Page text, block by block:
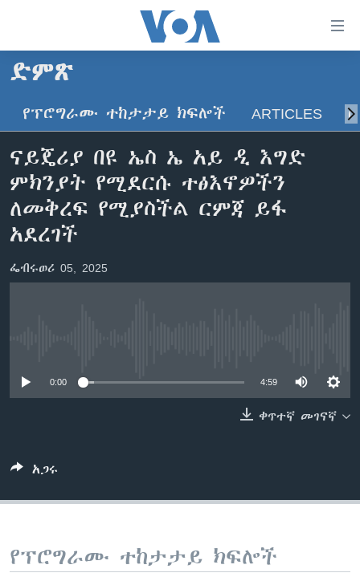
ማገናኛዎች
ዋናው
ይዘት
ወደ
ዋናው
ይዘት
እለፍ
ወደ
ዋናው
ይዘት
ዜና
ኢትዮጵያ
አሜሪካ
መካከለኛው ምሥራቅ
ኑሮ በጤንነት
ከምሽቱ ሦስት ሰዓት የአማርኛ ዜና
ቪዲዮ
የፎቶ መድብሎች
ድምጽ
የፕሮግራሙ ተከታታይ ክፍሎች ARTICLES
ናይጄሪያ በዩ ኤስ ኤ አይ ዲ እግድ
ምክንያት የሚደርሱ ተፅእኖዎችን
ለመቅረፍ የሚያስችል ርምጃ ይፋ
አደረገች
ፌብሩወሪ 05, 2025
0:00 4:59
ቀጥተኛ መገናኛ
አጋሩ
የፕሮግራሙ ተከታታይ ክፍሎች